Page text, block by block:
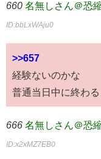
660 名無しさん＠恐
ID:bbLxWAju0
>>657
経験ないのかな
普通当日中に終わる
666 名無しさん＠恐
ID:x2xMZ7EB0